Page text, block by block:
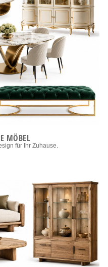
MÖBEL
für Ihr Zuhause.